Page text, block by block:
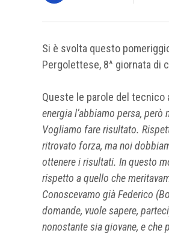
Si è svolta questo
Pergolettese, 8^ giornata di
Queste le parole del tecnico
energia l’abbiamo persa,
Vogliamo fare risultato.
ritrovato forza, ma noi
ottenere i risultati. In questo
rispetto a quello che
Conoscevamo già Federico
domande, vuole sapere,
nonostante sia giovane, e che